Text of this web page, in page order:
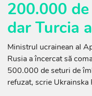
200.000
dar Turcia
Ministrul ucrainean al
Rusia a încercat să
500.000 de seturi de
refuzat, scrie Ukrainska